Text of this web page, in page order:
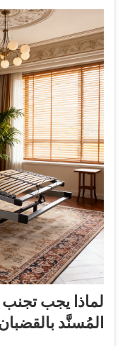
لماذا يجب
المُسنَّد